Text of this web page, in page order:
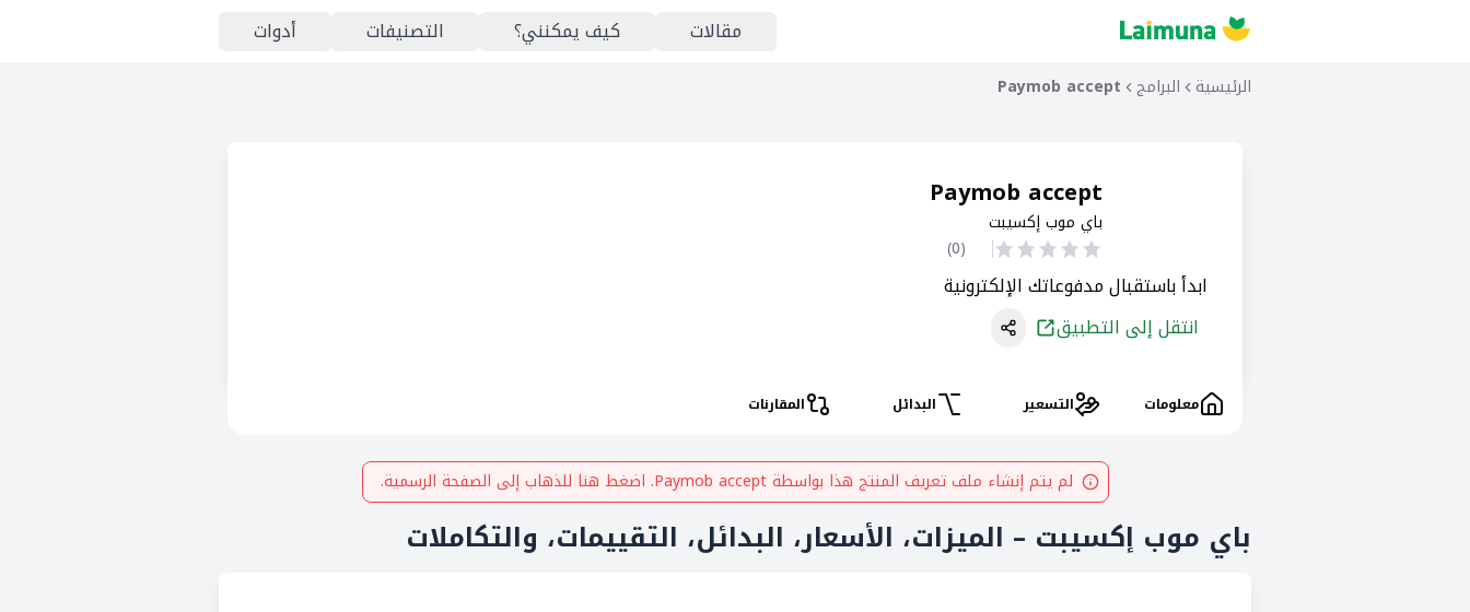
مقالات كيف يمكنني؟ التصنيفات أدوات
الرئيسية البرامج Paymob accept
Paymob accept
باي موب إكسيبت
(
0
)
ابدأ باستقبال مدفوعاتك الإلكترونية
انتقل إلى التطبيق
معلومات التسعير البدائل المقارنات
لم يتم إنشاء ملف تعريف المنتج هذا بواسطةPaymob accept. اضغط هنا للذهاب إلى الصفحة الرسمية.
باي موب إكسيبت – الميزات، الأسعار، البدائل، التقييمات، والتكاملات